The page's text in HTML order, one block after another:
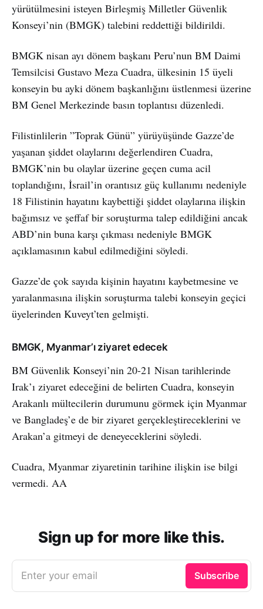
yürütülmesini isteyen Birleşmiş Milletler Güvenlik
Konseyi’nin (BMGK) talebini reddettiği bildirildi.
BMGK nisan ayı dönem başkanı Peru’nun BM Daimi
Temsilcisi Gustavo Meza Cuadra, ülkesinin 15 üyeli
konseyin bu ayki dönem başkanlığını üstlenmesi üzerine
BM Genel Merkezinde basın toplantısı düzenledi.
Filistinlilerin ”Toprak Günü” yürüyüşünde Gazze’de
yaşanan şiddet olaylarını değerlendiren Cuadra,
BMGK’nin bu olaylar üzerine geçen cuma acil
toplandığını, İsrail’in orantısız güç kullanımı nedeniyle
18 Filistinin hayatını kaybettiği şiddet olaylarına ilişkin
bağımsız ve şeffaf bir soruşturma talep edildiğini ancak
ABD’nin buna karşı çıkması nedeniyle BMGK
açıklamasının kabul edilmediğini söyledi.
Gazze’de çok sayıda kişinin hayatını kaybetmesine ve
yaralanmasına ilişkin soruşturma talebi konseyin geçici
üyelerinden Kuveyt’ten gelmişti.
BMGK, Myanmar’ı ziyaret edecek
BM Güvenlik Konseyi’nin 20-21 Nisan tarihlerinde
Irak’ı ziyaret edeceğini de belirten Cuadra, konseyin
Arakanlı mültecilerin durumunu görmek için Myanmar
ve Bangladeş’e de bir ziyaret gerçekleştireceklerini ve
Arakan’a gitmeyi de deneyeceklerini söyledi.
Cuadra, Myanmar ziyaretinin tarihine ilişkin ise bilgi
vermedi. AA
Sign up for more like this.
Enter your email Subscribe